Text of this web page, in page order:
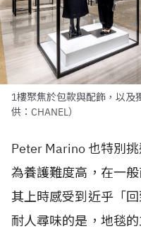
1樓聚焦於包款與配飾，以及
供：CHANEL）
Peter Marino 也特別
為養護難度高，在一
其上時感受到近乎「
耐人尋味的是，地毯